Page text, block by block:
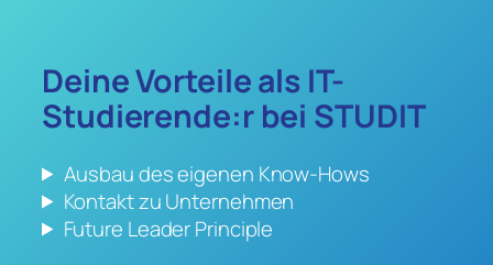
Deine Vorteile als IT-
Studierende:r bei STUDIT
Ausbau des eigenen Know-Hows
Kontakt zu Unternehmen
Future Leader Principle